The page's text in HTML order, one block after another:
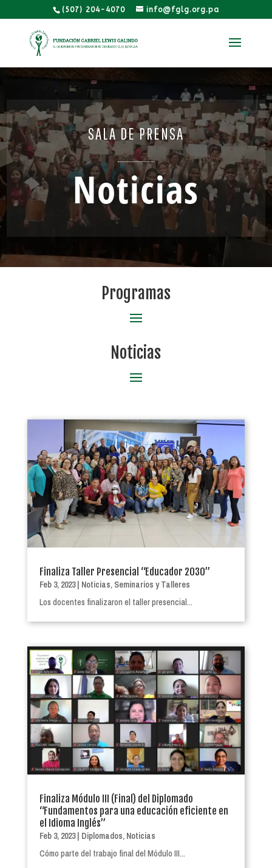
(507) 204-4070 info@fglg.org.pa
SALA DE PRENSA
Noticias
Programas
Noticias
Finaliza Taller Presencial “Educador 2030”
Feb 3, 2023| Noticias, Seminarios y Talleres
Los docentes finalizaron el taller presencial...
Finaliza Módulo III (Final) del Diplomado
“Fundamentos para una educación eficiente en
el Idioma Inglés”
Feb 3, 2023| Diplomados, Noticias
Cómo parte del trabajo final del Módulo III...